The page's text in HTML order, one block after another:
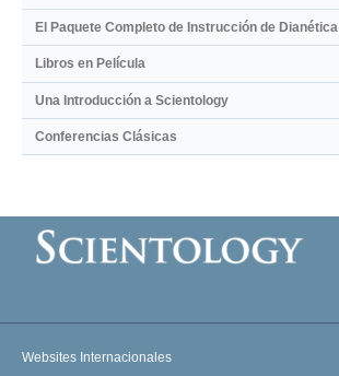
El Paquete Completo de Instrucción de Dianética
Libros en Película
Una Introducción a Scientology
Conferencias Clásicas
Websites Internacionales